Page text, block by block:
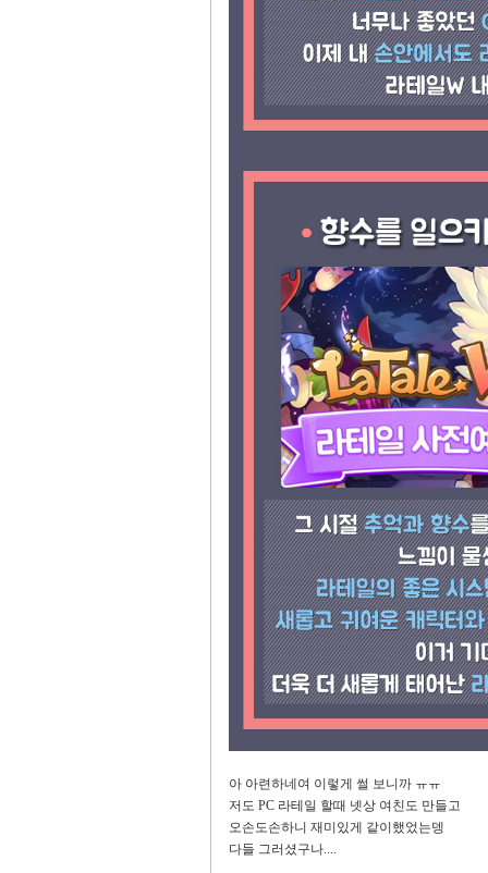
아 아련하네여 이렇게 썰 보니까 ㅠㅠ
저도 PC 라테일 할때 넷상 여친도 만들고
오손도손하니 재미있게 같이했었는뎅
다들 그러셨구나....